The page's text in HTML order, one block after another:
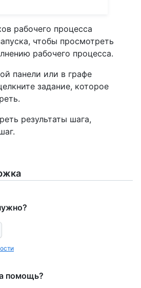
рабочего процесса
чтобы просмотреть
рабочего процесса.
панели или в графе
задание, которое
результаты шага,
помощь?